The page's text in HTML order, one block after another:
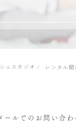
ュスタジオ レンタル
ールでのお問い合わ